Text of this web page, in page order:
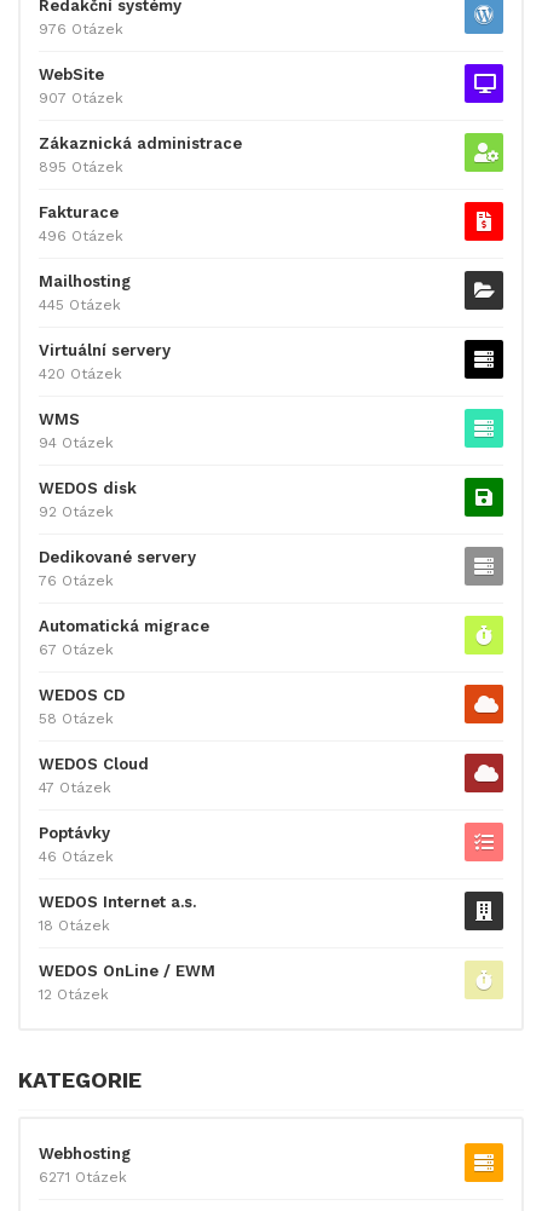
Redakční systémy
976 Otázek
WebSite
907 Otázek
Zákaznická administrace
895 Otázek
Fakturace
496 Otázek
Mailhosting
445 Otázek
Virtuální servery
420 Otázek
WMS
94 Otázek
WEDOS disk
92 Otázek
Dedikované servery
76 Otázek
Automatická migrace
67 Otázek
WEDOS CD
58 Otázek
WEDOS Cloud
47 Otázek
Poptávky
46 Otázek
WEDOS Internet a.s.
18 Otázek
WEDOS OnLine / EWM
12 Otázek
KATEGORIE
Webhosting
6271 Otázek